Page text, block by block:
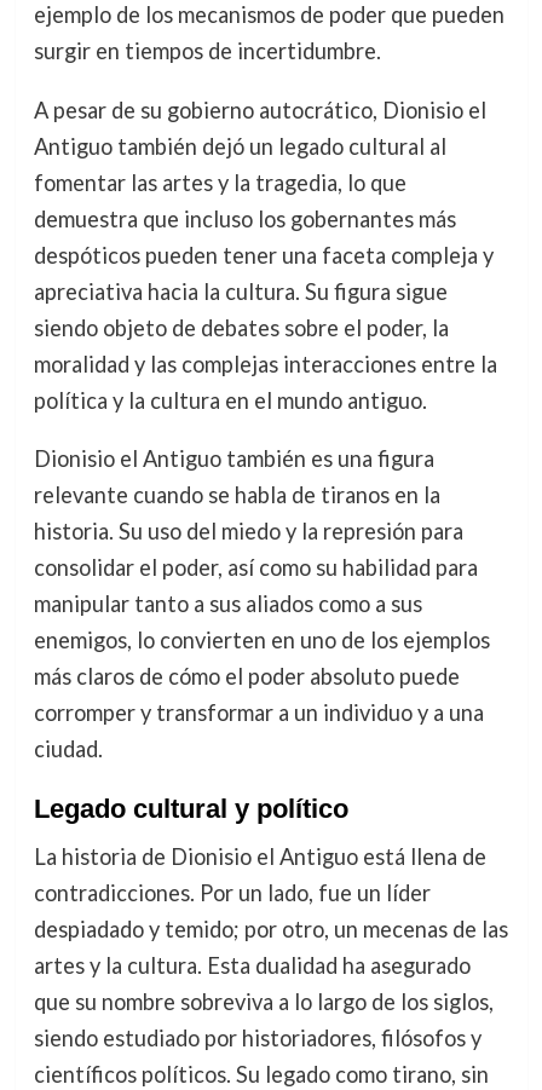
ejemplo de los mecanismos de poder que pueden
surgir en tiempos de incertidumbre.
A pesar de su gobierno autocrático, Dionisio el
Antiguo también dejó un legado cultural al
fomentar las artes y la tragedia, lo que
demuestra que incluso los gobernantes más
despóticos pueden tener una faceta compleja y
apreciativa hacia la cultura. Su figura sigue
siendo objeto de debates sobre el poder, la
moralidad y las complejas interacciones entre la
política y la cultura en el mundo antiguo.
Dionisio el Antiguo también es una figura
relevante cuando se habla de tiranos en la
historia. Su uso del miedo y la represión para
consolidar el poder, así como su habilidad para
manipular tanto a sus aliados como a sus
enemigos, lo convierten en uno de los ejemplos
más claros de cómo el poder absoluto puede
corromper y transformar a un individuo y a una
ciudad.
Legado cultural y político
La historia de Dionisio el Antiguo está llena de
contradicciones. Por un lado, fue un líder
despiadado y temido; por otro, un mecenas de las
artes y la cultura. Esta dualidad ha asegurado
que su nombre sobreviva a lo largo de los siglos,
siendo estudiado por historiadores, filósofos y
científicos políticos. Su legado como tirano, sin